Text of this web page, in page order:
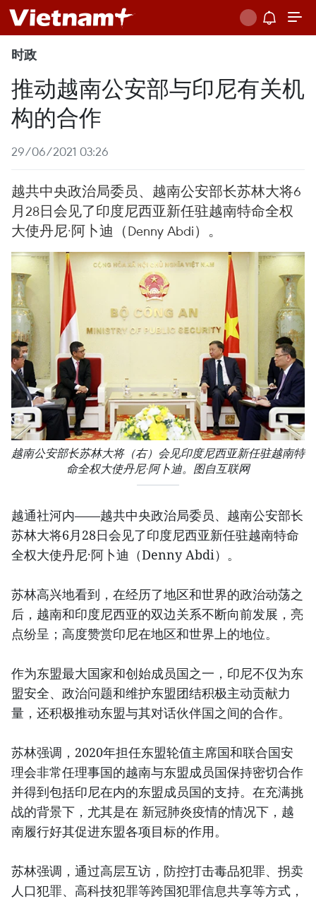
时政
推动越南公安部与印尼有关机
构的合作
29/06/2021 03:26
越共中央政治局委员、越南公安部长苏林大将6
月28日会见了印度尼西亚新任驻越南特命全权
大使丹尼·阿卜迪（Denny Abdi）。
越南公安部长苏林大将（右）会见印度尼西亚新任驻越南特
命全权大使丹尼·阿卜迪。图自互联网
越通社河内——越共中央政治局委员、越南公安部长
苏林大将6月28日会见了印度尼西亚新任驻越南特命
全权大使丹尼·阿卜迪（Denny Abdi）。
苏林高兴地看到，在经历了地区和世界的政治动荡之
后，越南和印度尼西亚的双边关系不断向前发展，亮
点纷呈；高度赞赏印尼在地区和世界上的地位。
作为东盟最大国家和创始成员国之一，印尼不仅为东
盟安全、政治问题和维护东盟团结积极主动贡献力
量，还积极推动东盟与其对话伙伴国之间的合作。
苏林强调，2020年担任东盟轮值主席国和联合国安
理会非常任理事国的越南与东盟成员国保持密切合作
并得到包括印尼在内的东盟成员国的支持。在充满挑
战的背景下，尤其是在 新冠肺炎疫情的情况下，越
南履行好其促进东盟各项目标的作用。
苏林强调，通过高层互访，防控打击毒品犯罪、拐卖
人口犯罪、高科技犯罪等跨国犯罪信息共享等方式，